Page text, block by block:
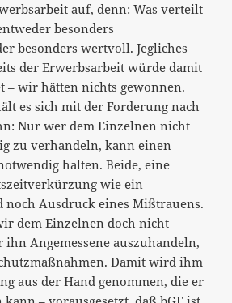
auf, denn: Was verteilt
besonders
besonders wertvoll. Jegliches
der Erwerbsarbeit würde damit
– wir hätten nichts gewonnen.
es sich mit der Forderung nach
Nur wer dem Einzelnen nicht
zu verhandeln, kann einen
halten. Beide, eine
wie ein
noch Ausdruck eines Mißtrauens.
dem Einzelnen doch nicht
Angemessene auszuhandeln,
Damit wird ihm
aus der Hand genommen, die er